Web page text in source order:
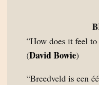
“How does it feel
(David Bowie)
“Breedveld is een